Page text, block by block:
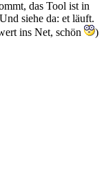
das Tool ist in
siehe da: et läuft.
ins Net, schön
)